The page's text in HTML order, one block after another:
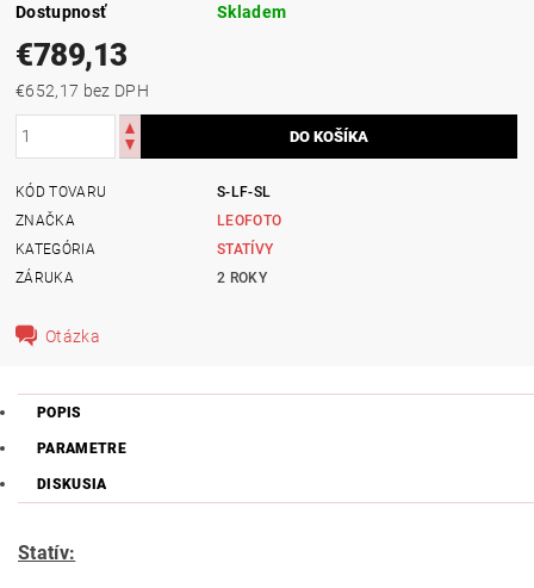
Dostupnosť Skladem
€789,13
€652,17 bez DPH
KÓD TOVARU
S-LF-SL
ZNAČKA
LEOFOTO
KATEGÓRIA
STATÍVY
ZÁRUKA
2 ROKY
Otázka
POPIS
PARAMETRE
DISKUSIA
Statív: